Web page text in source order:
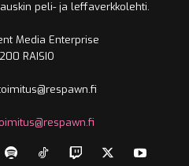
peli- ja leffaverkkolehti.
Media Enterprise
RAISIO